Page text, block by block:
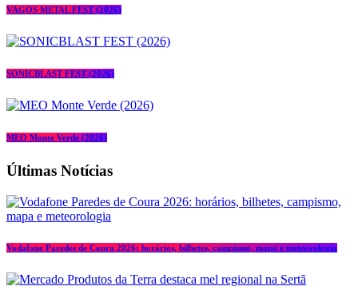
VAGOS METAL FEST (2026)
SONICBLAST FEST (2026)
MEO Monte Verde (2026)
Últimas Notícias
Vodafone Paredes de Coura 2026: horários, bilhetes, campismo, mapa e meteorologia